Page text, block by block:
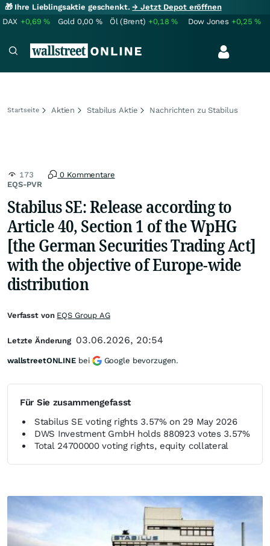
🎁 Ihre Lieblingsaktie geschenkt.→ Jetzt Depot eröffnen
DAX +0,69% Gold 0,00 % Öl (Brent) +0,18% Dow Jones +0,25%
Startseite Aktien Stabilus Aktie Nachrichten zu Stabilus
EQS-PVR
173 0 Kommentare
Stabilus SE: Release according to
Article 40, Section 1 of the WpHG
[the German Securities Trading Act]
with the objective of Europe-wide
distribution
Für Sie zusammengefasst
Stabilus SE voting rights 3.57% on 29 May 2026
DWS Investment GmbH holds 880923 votes 3.57%
Total 24700000 voting rights, equity collateral
Verfasst von EQS Group AG
Letzte Änderung 03.06.2026, 20:54
wallstreetONLINE bei Google bevorzugen.